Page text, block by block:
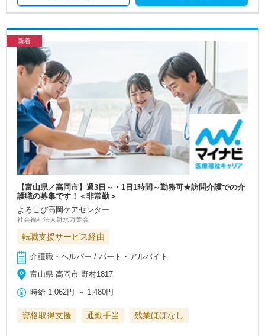
新着
【富山県／高岡市】週3日～・1日1時間～勤務可★訪問介護での介
護職の募集です！＜非常勤＞
よろこび高岡ケアセンター
社会福祉法人射水万葉会
転職支援サービス経由
介護職・ヘルパー / パート・アルバイト
富山県 高岡市 野村1817
時給 1,062円 ～ 1,480円
資格取得支援 通勤手当 残業ほぼなし